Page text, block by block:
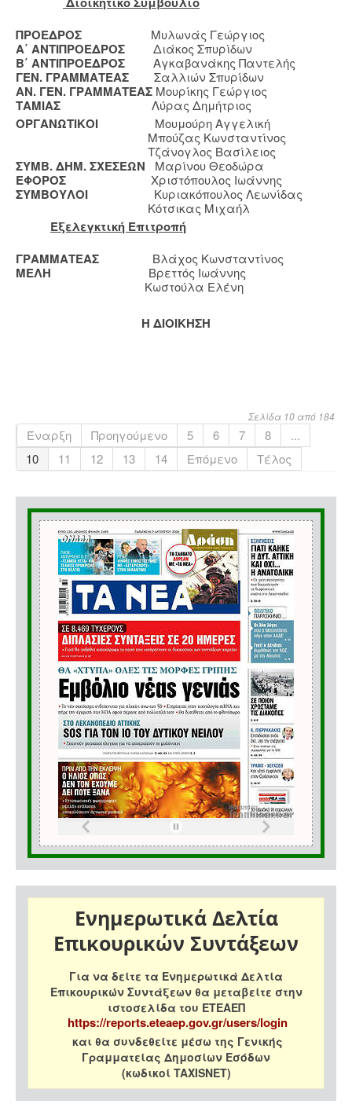
ΠΡΟΕΔΡΟΣ Μυλωνάς Γεώργιος
Α΄ ΑΝΤΙΠΡΟΕΔΡΟΣ Διάκος Σπυρίδων
Β΄ ΑΝΤΙΠΡΟΕΔΡΟΣ Αγκαβανάκης Παντελής
ΓΕΝ. ΓΡΑΜΜΑΤΕΑΣ Σαλλιών Σπυρίδων
ΑΝ. ΓΕΝ. ΓΡΑΜΜΑΤΕΑΣ Μουρίκης Γεώργιος
ΤΑΜΙΑΣ Λύρας Δημήτριος
ΟΡΓΑΝΩΤΙΚΟΙ Μουμούρη Αγγελική
Μπούζας Κωνσταντίνος
Τζάνογλος Βασίλειος
ΣΥΜΒ. ΔΗΜ. ΣΧΕΣΕΩΝ Μαρίνου Θεοδώρα
ΕΦΟΡΟΣ Χριστόπουλος Ιωάννης
ΣΥΜΒΟΥΛΟΙ Κυριακόπουλος Λεωνίδας
Κότσικας Μιχαήλ
Εξελεγκτική Επιτροπή
ΓΡΑΜΜΑΤΕΑΣ
Βλάχος Κωνσταντίνος
ΜΕΛΗ Βρεττός Ιωάννης
Κωστούλα Ελένη
Η ΔΙΟΙΚΗΣΗ
Σελίδα 10 από 184
Έναρξη Προηγούμενο 5 6 7 8
...
10
11 12 13 14 Επόμενο Τέλος
Ενημερωτικά Δελτία
Επικουρικών Συντάξεων
Για να δείτε τα Ενημερωτικά Δελτία
Επικουρικών Συντάξεων θα μεταβείτε στην
ιστοσελίδα του ΕΤΕΑΕΠ
https://reports.eteaep.gov.gr/users/login
και θα συνδεθείτε μέσω της Γενικής
Γραμματείας Δημοσίων Εσόδων
(κωδικοί TAXISNET)